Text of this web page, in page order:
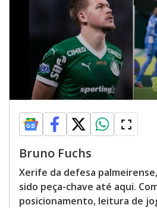
Bruno Fuchs
Xerife da defesa
sido peça-chave até aqui.
posicionamento, leitura de